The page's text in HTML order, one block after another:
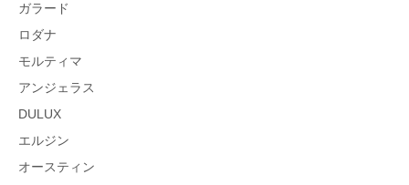
ガラード
ロダナ
モルティマ
アンジェラス
DULUX
エルジン
オースティン